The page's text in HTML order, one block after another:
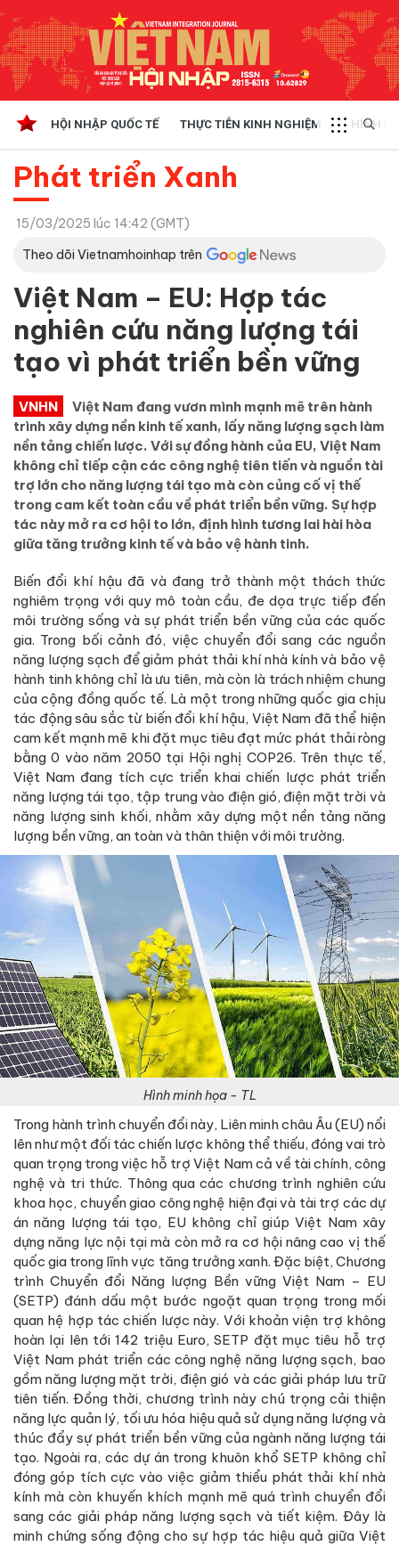
HỘI NHẬP QUỐC TẾ THỰC TIỄN KINH NGHIỆM CHÍNH
Phát triển Xanh
15/03/2025 lúc 14:42 (GMT)
Theo dõi Vietnamhoinhap trên
Việt Nam – EU: Hợp tác
nghiên cứu năng lượng tái
tạo vì phát triển bền vững
VNHN
Việt Nam đang vươn mình mạnh mẽ trên hành
trình xây dựng nền kinh tế xanh, lấy năng lượng sạch làm
nền tảng chiến lược. Với sự đồng hành của EU, Việt Nam
không chỉ tiếp cận các công nghệ tiên tiến và nguồn tài
trợ lớn cho năng lượng tái tạo mà còn củng cố vị thế
trong cam kết toàn cầu về phát triển bền vững. Sự hợp
tác này mở ra cơ hội to lớn, định hình tương lai hài hòa
giữa tăng trưởng kinh tế và bảo vệ hành tinh.
Biến đổi khí hậu đã và đang trở thành một thách thức
nghiêm trọng với quy mô toàn cầu, đe dọa trực tiếp đến
môi trường sống và sự phát triển bền vững của các quốc
gia. Trong bối cảnh đó, việc chuyển đổi sang các nguồn
năng lượng sạch để giảm phát thải khí nhà kính và bảo vệ
hành tinh không chỉ là ưu tiên, mà còn là trách nhiệm chung
của cộng đồng quốc tế. Là một trong những quốc gia chịu
tác động sâu sắc từ biến đổi khí hậu, Việt Nam đã thể hiện
cam kết mạnh mẽ khi đặt mục tiêu đạt mức phát thải ròng
bằng 0 vào năm 2050 tại Hội nghị COP26. Trên thực tế,
Việt Nam đang tích cực triển khai chiến lược phát triển
năng lượng tái tạo, tập trung vào điện gió, điện mặt trời và
năng lượng sinh khối, nhằm xây dựng một nền tảng năng
lượng bền vững, an toàn và thân thiện với môi trường.
Hình minh họa - TL
Trong hành trình chuyển đổi này, Liên minh châu Âu (EU) nổi
lên như một đối tác chiến lược không thể thiếu, đóng vai trò
quan trọng trong việc hỗ trợ Việt Nam cả về tài chính, công
nghệ và tri thức. Thông qua các chương trình nghiên cứu
khoa học, chuyển giao công nghệ hiện đại và tài trợ các dự
án năng lượng tái tạo, EU không chỉ giúp Việt Nam xây
dựng năng lực nội tại mà còn mở ra cơ hội nâng cao vị thế
quốc gia trong lĩnh vực tăng trưởng xanh. Đặc biệt, Chương
trình Chuyển đổi Năng lượng Bền vững Việt Nam – EU
(SETP) đánh dấu một bước ngoặt quan trọng trong mối
quan hệ hợp tác chiến lược này. Với khoản viện trợ không
hoàn lại lên tới 142 triệu Euro, SETP đặt mục tiêu hỗ trợ
Việt Nam phát triển các công nghệ năng lượng sạch, bao
gồm năng lượng mặt trời, điện gió và các giải pháp lưu trữ
tiên tiến. Đồng thời, chương trình này chú trọng cải thiện
năng lực quản lý, tối ưu hóa hiệu quả sử dụng năng lượng và
thúc đẩy sự phát triển bền vững của ngành năng lượng tái
tạo. Ngoài ra, các dự án trong khuôn khổ SETP không chỉ
đóng góp tích cực vào việc giảm thiểu phát thải khí nhà
kính mà còn khuyến khích mạnh mẽ quá trình chuyển đổi
sang các giải pháp năng lượng sạch và tiết kiệm. Đây là
minh chứng sống động cho sự hợp tác hiệu quả giữa Việt